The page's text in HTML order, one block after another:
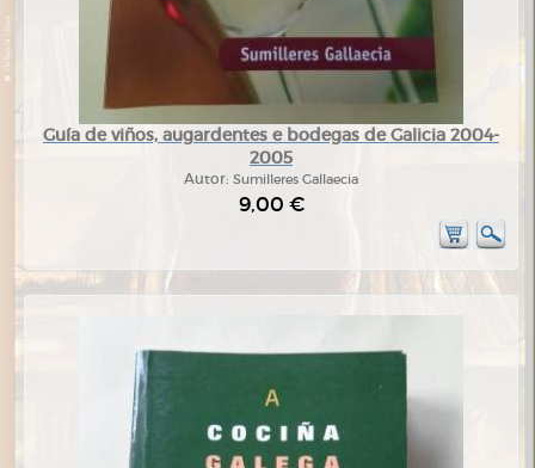
Guía de viños, augardentes e bodegas de Galicia 2004-
2005
Autor: Sumilleres Gallaecia
9,00 €